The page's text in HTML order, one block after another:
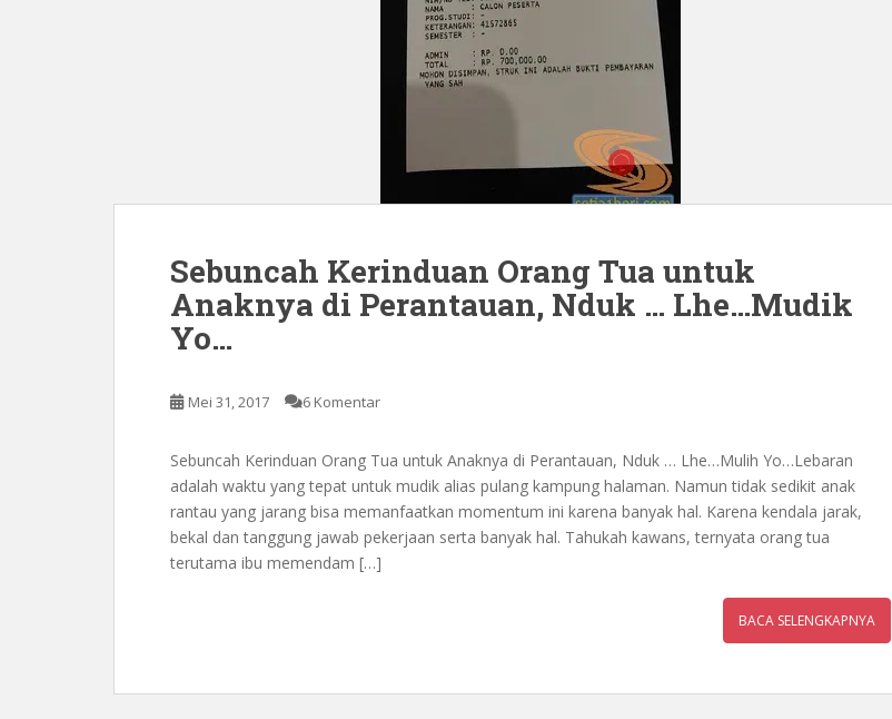
Sebuncah Kerinduan Orang Tua untuk
Anaknya di Perantauan, Nduk … Lhe…Mudik
Yo…
Mei 31, 2017 6 Komentar
Sebuncah Kerinduan Orang Tua untuk Anaknya di Perantauan, Nduk … Lhe…Mulih Yo…Lebaran
adalah waktu yang tepat untuk mudik alias pulang kampung halaman. Namun tidak sedikit anak
rantau yang jarang bisa memanfaatkan momentum ini karena banyak hal. Karena kendala jarak,
bekal dan tanggung jawab pekerjaan serta banyak hal. Tahukah kawans, ternyata orang tua
terutama ibu memendam […]
BACA SELENGKAPNYA